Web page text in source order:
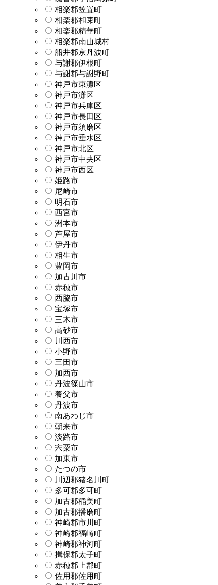
相楽郡笠置町
相楽郡和束町
相楽郡精華町
相楽郡南山城村
船井郡京丹波町
与謝郡伊根町
与謝郡与謝野町
神戸市東灘区
神戸市灘区
神戸市兵庫区
神戸市長田区
神戸市須磨区
神戸市垂水区
神戸市北区
神戸市中央区
神戸市西区
姫路市
尼崎市
明石市
西宮市
洲本市
芦屋市
伊丹市
相生市
豊岡市
加古川市
赤穂市
西脇市
宝塚市
三木市
高砂市
川西市
小野市
三田市
加西市
丹波篠山市
養父市
丹波市
南あわじ市
朝来市
淡路市
宍粟市
加東市
たつの市
川辺郡猪名川町
多可郡多可町
加古郡稲美町
加古郡播磨町
神崎郡市川町
神崎郡福崎町
神崎郡神河町
揖保郡太子町
赤穂郡上郡町
佐用郡佐用町